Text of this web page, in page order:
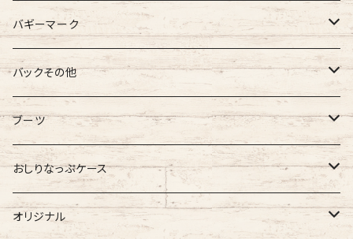
バギーマーク
バギーマーク
バギーマーク
吸盤付バギーマーク
バギーマークミニ
バギーマークミニ
吸盤バギーマーク
バギーマークミニ
バギーマークプチ
バギーマークプチ ボールチェーン
吸盤バギーマーク
バックその他
バギーポケット
バギーポケット レギュラー
バギーポケット 大
チャーム
バギーチャーム
診察ファイルバック
ブーツ
オリジナル
Sサイズ
ブーツ
おしりなっぷケース
おしりナップケース 縦型
オリジナル